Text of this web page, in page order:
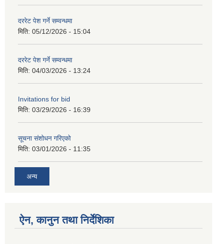
दररेट पेश गर्ने सम्वन्धमा
मिति: 05/12/2026 - 15:04
दररेट पेश गर्ने सम्वन्धमा
मिति: 04/03/2026 - 13:24
Invitations for bid
मिति: 03/29/2026 - 16:39
सूचना संशोधन गरिएको
मिति: 03/01/2026 - 11:35
अन्य
ऐन, कानुन तथा निर्देशिका